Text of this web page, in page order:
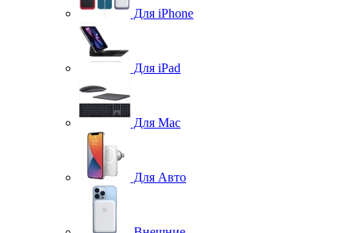
Для iPhone
Для iPad
Для Mac
Для Авто